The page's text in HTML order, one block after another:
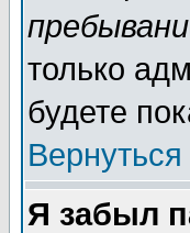
только
будете
Я забыл